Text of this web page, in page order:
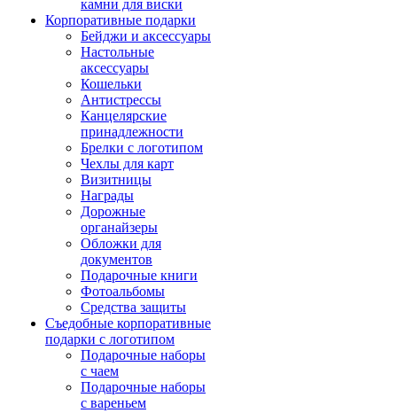
камни для виски
Корпоративные подарки
Бейджи и аксессуары
Настольные
аксессуары
Кошельки
Антистрессы
Канцелярские
принадлежности
Брелки с логотипом
Чехлы для карт
Визитницы
Награды
Дорожные
органайзеры
Обложки для
документов
Подарочные книги
Фотоальбомы
Средства защиты
Съедобные корпоративные
подарки с логотипом
Подарочные наборы
с чаем
Подарочные наборы
с вареньем